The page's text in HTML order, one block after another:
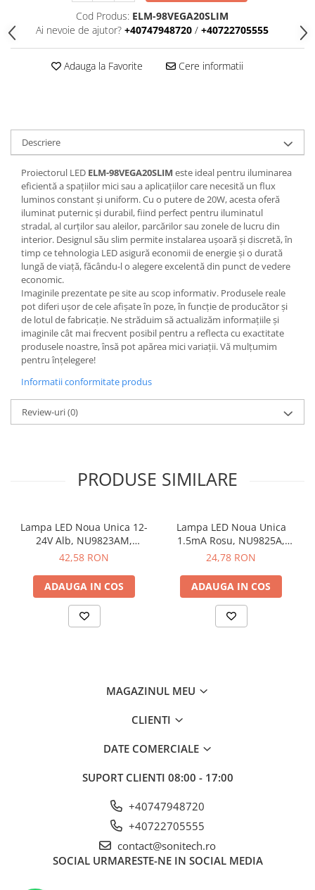
Lumini exterioare
Lămpi și componente
Montaj pe acoperis
Electric
Piese de adaptare
Prize, întrerupătoare, detectoare
de mișcare și accesorii
Altele
Butoane
Cadre de montaj aparent
Detectoare de mișcare
Doze
Obturatoare
Prelungitoare, Stechere, Accesorii
Prize
Prize de difuzor
Prize multimedia
Rame
Suporturi de fixare
Variator de tensiune
Întrerupătoare automate și
Protecția și comanda motoarelor
Contactoare
Cod Produs: ELM-98VEGA20SLIM
Ai nevoie de ajutor? +40747948720 / +40722705555
Adauga la Favorite Cere informatii
Descriere
Proiectorul LED ELM-98VEGA20SLIM este ideal pentru iluminarea
eficientă a spațiilor mici sau a aplicațiilor care necesită un flux
luminos constant și uniform. Cu o putere de 20W, acesta oferă
iluminat puternic și durabil, fiind perfect pentru iluminatul
stradal, al curților sau aleilor, parcărilor sau zonele de lucru din
interior. Designul său slim permite instalarea ușoară și discretă, în
timp ce tehnologia LED asigură economii de energie și o durată
lungă de viață, făcându-l o alegere excelentă din punct de vedere
economic.
Imaginile prezentate pe site au scop informativ. Produsele reale
pot diferi ușor de cele afișate în poze, în funcție de producător și
de lotul de fabricație. Ne străduim să actualizăm informațiile și
imaginile cât mai frecvent posibil pentru a reflecta cu exactitate
produsele noastre, însă pot apărea mici variații. Vă mulțumim
pentru înțelegere!
Informatii conformitate produs
Review-uri(0)
PRODUSE SIMILARE
Lampa LED Noua Unica 12-
24V Alb, NU9823AM,
Schneider Electric -
42,58 RON
ADAUGA IN COS
Lampa LED Noua Unica
1.5mA Rosu, NU9825A,
Schneider Electric -
24,78 RON
ADAUGA IN COS
MAGAZINUL MEU
CLIENTI
DATE COMERCIALE
SUPORT CLIENTI 08:00 - 17:00
+40747948720
+40722705555
contact@sonitech.ro
SOCIAL URMARESTE-NE IN SOCIAL MEDIA